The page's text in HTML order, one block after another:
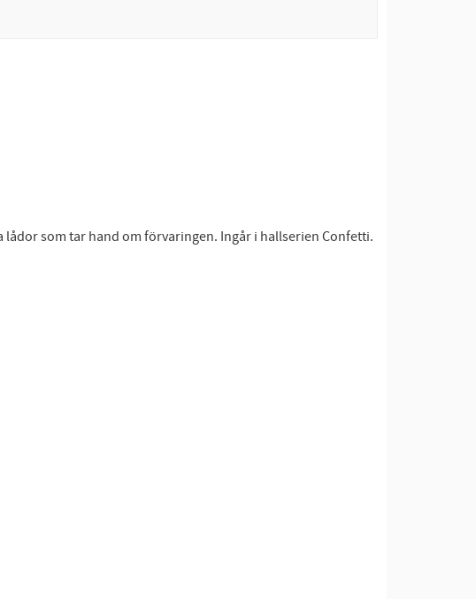
som tar hand om förvaringen. Ingår i hallserien Confetti.